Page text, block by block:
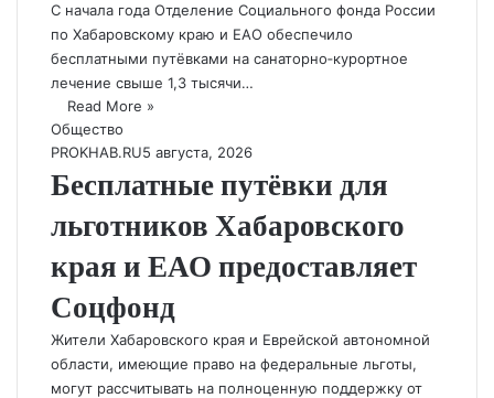
С начала года Отделение Социального фонда России
по Хабаровскому краю и ЕАО обеспечило
бесплатными путёвками на санаторно‑курортное
лечение свыше 1,3 тысячи…
Read More »
Общество
PROKHAB.RU5 августа, 2026
Бесплатные путёвки для
льготников Хабаровского
края и ЕАО предоставляет
Соцфонд
Жители Хабаровского края и Еврейской автономной
области, имеющие право на федеральные льготы,
могут рассчитывать на полноценную поддержку от